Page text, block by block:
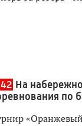
На
по